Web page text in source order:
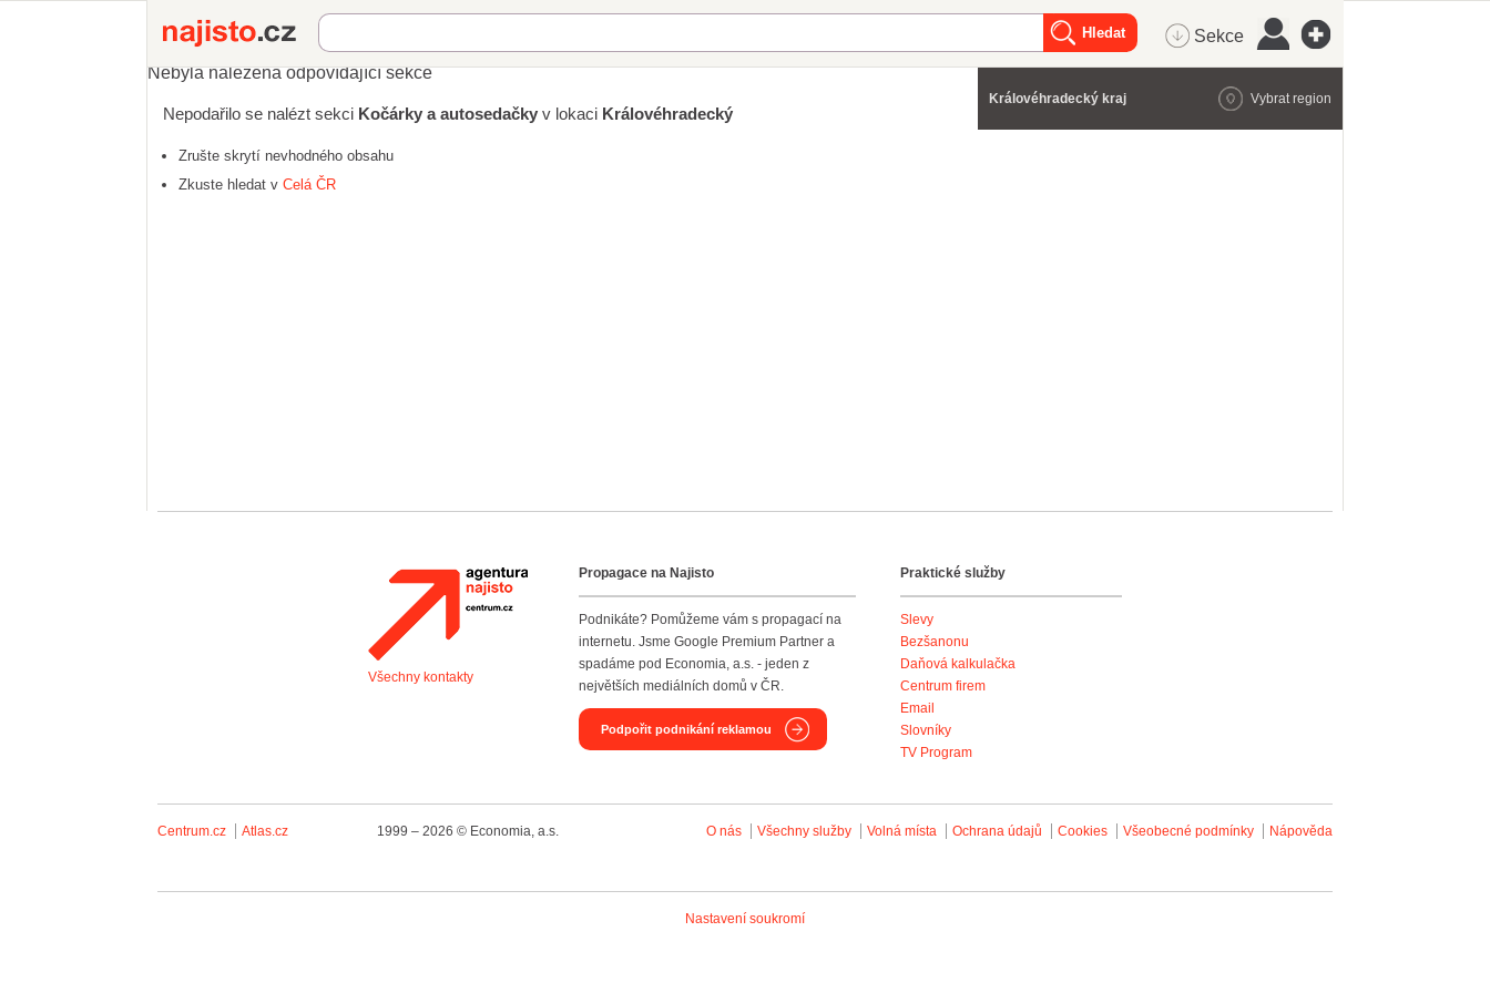
Najisto.cz
Sekce
Nebyla nalezena odpovídající sekce
Nepodařilo se nalézt sekci Kočárky a autosedačky v lokaci Královéhradecký
Zrušte skrytí nevhodného obsahu
Zkuste hledat v Celá ČR
Královéhradecký kraj Vybrat region
Agentura Najisto
Všechny kontakty
Propagace na Najisto
Podnikáte? Pomůžeme vám s propagací na
internetu. Jsme Google Premium Partner a
spadáme pod Economia, a.s. - jeden z
největších mediálních domů v ČR.
Podpořit podnikání reklamou
Praktické služby
Slevy
Bezšanonu
Daňová kalkulačka
Centrum firem
Email
Slovníky
TV Program
Centrum.cz Atlas.cz 1999 – 2026 © Economia, a.s. O nás Všechny služby Volná místa Ochrana údajů Cookies Všeobecné podmínky Nápověda
Nastavení soukromí